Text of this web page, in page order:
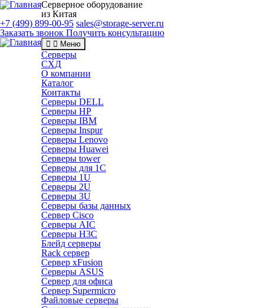
Серверное оборудование
из Китая
+7 (499) 899-00-95 sales@storage-server.ru
Заказать звонок Получить консультацию
Меню
Серверы
СХД
О компании
Каталог
Контакты
Серверы DELL
Серверы HP
Серверы IBM
Серверы Inspur
Серверы Lenovo
Серверы Huawei
Серверы tower
Серверы для 1C
Серверы 1U
Серверы 2U
Серверы 3U
Серверы базы данных
Сервер Cisco
Серверы AIC
Серверы H3C
Блейд серверы
Rack сервер
Сервер xFusion
Серверы ASUS
Сервер для офиса
Сервер Supermicro
Файловые серверы